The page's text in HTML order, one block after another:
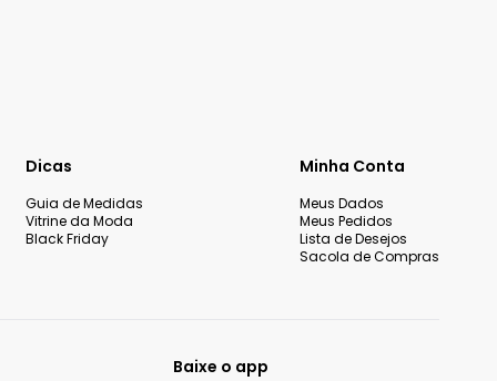
Dicas
Guia de Medidas
Vitrine da Moda
Black Friday
Minha Conta
Meus Dados
Meus Pedidos
Lista de Desejos
Sacola de Compras
Baixe o app